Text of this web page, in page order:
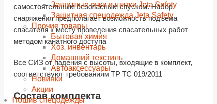
Защитные очки и щитки Jeta Safety
Защитная спецодежда Jeta Safety
Прочие товары
Бытовая химия
Хоз. инвентарь
Домашний текстиль
Автоаксессуары
Новинки
Акции
Пошив спецодежды
самостоятельным безопасным спуском. Набор
снаряжения предполагает возможность подъема
спасателя к месту проведения спасательных работ
методом канатного доступа
Все СИЗ от падения с высоты, входящие в комплект,
соответствуют требованиям ТР ТС 019/2011
Состав комплекта